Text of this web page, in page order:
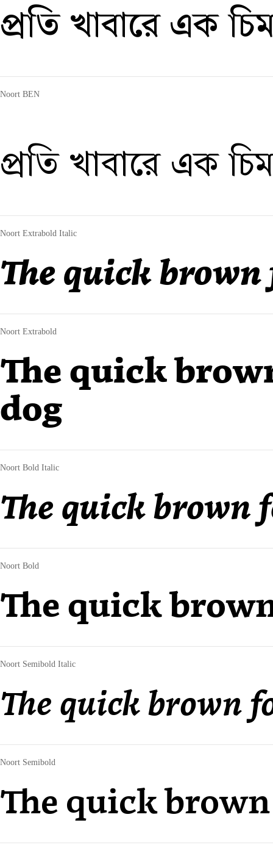
প্রতি খাবারে এক
Noort BEN
প্রতি খাবারে এক
Noort Extrabold Italic
The quick brown
Noort Extrabold
The quick
dog
Noort Bold Italic
The quick brown
Noort Bold
The quick
Noort Semibold Italic
The quick brown
Noort Semibold
The quick